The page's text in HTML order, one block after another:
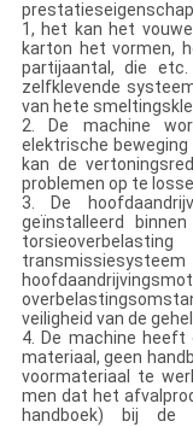
1, het kan het
karton het vormen,
partijaantal, die
zelfklevende
van hete
2. De machine
elektrische
kan de
problemen op te
3. De
geïnstalleerd
veiligheid van de
4. De machine heeft
materiaal, geen
voormateriaal te
men dat het
handboek) bij de